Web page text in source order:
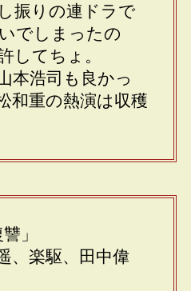
振りの連ドラで
でしまったの
してちょ。
本浩司も良かっ
和重の熱演は収穫
」
、楽駆、田中偉